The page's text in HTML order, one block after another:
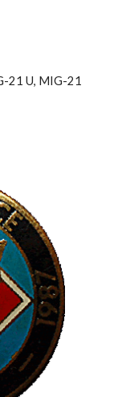
21 U, MIG-21